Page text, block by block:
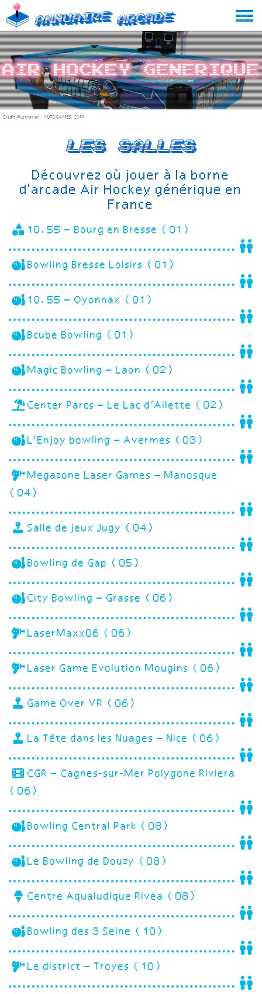
Skip
to
content
Annuaire Arcade
Crédit illustration : YUTOGAMES.COM
Air Hockey generique
Les salles
Découvrez où jouer à la borne
d'arcade Air Hockey générique en
France
10.55 – Bourg en Bresse (01)
Bowling Bresse Loisirs (01)
10.55 – Oyonnax (01)
Bcube Bowling (01)
Magic Bowling – Laon (02)
Center Parcs – Le Lac d’Ailette (02)
L’Enjoy bowling – Avermes (03)
Megazone Laser Games – Manosque
(04)
Salle de jeux Jugy (04)
Bowling de Gap (05)
City Bowling – Grasse (06)
LaserMaxx06 (06)
Laser Game Evolution Mougins (06)
Game Over VR (06)
La Tête dans les Nuages – Nice (06)
CGR – Cagnes-sur-Mer Polygone Riviera
(06)
Bowling Central Park (08)
Le Bowling de Douzy (08)
Centre Aqualudique Rivéa (08)
Bowling des 3 Seine (10)
Le district – Troyes (10)